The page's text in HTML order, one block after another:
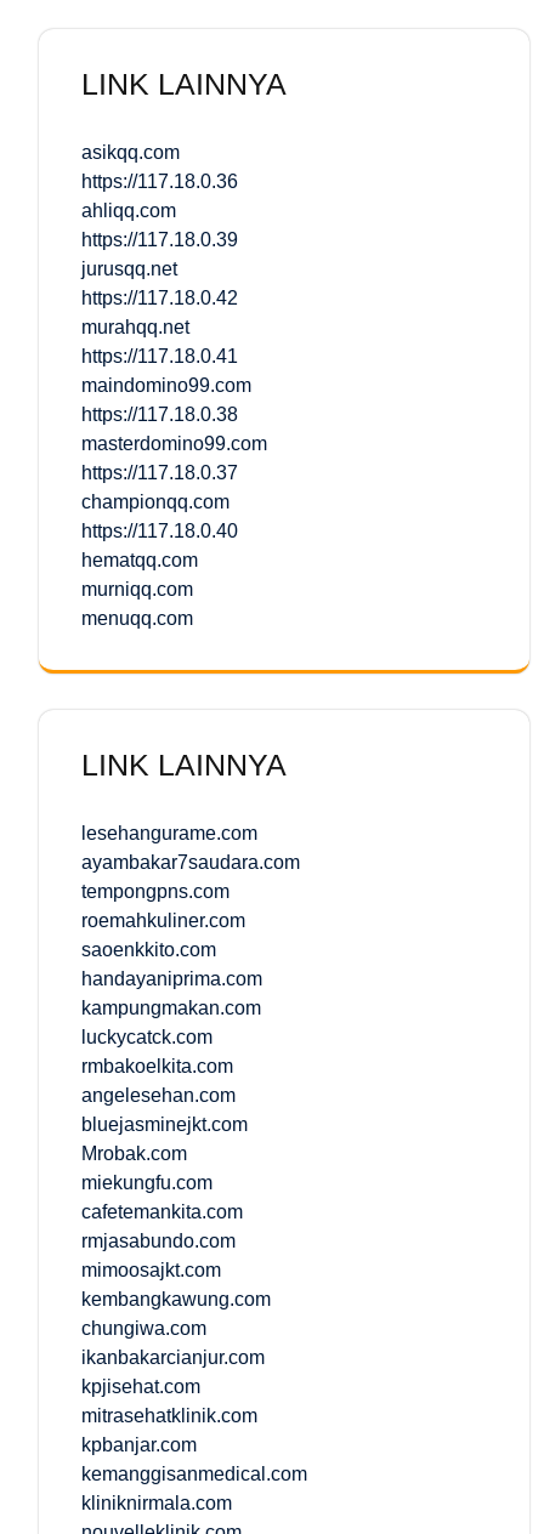
LINK LAINNYA
asikqq.com
https://117.18.0.36
ahliqq.com
https://117.18.0.39
jurusqq.net
https://117.18.0.42
murahqq.net
https://117.18.0.41
maindomino99.com
https://117.18.0.38
masterdomino99.com
https://117.18.0.37
championqq.com
https://117.18.0.40
hematqq.com
murniqq.com
menuqq.com
LINK LAINNYA
lesehangurame.com
ayambakar7saudara.com
tempongpns.com
roemahkuliner.com
saoenkkito.com
handayaniprima.com
kampungmakan.com
luckycatck.com
rmbakoelkita.com
angelesehan.com
bluejasminejkt.com
Mrobak.com
miekungfu.com
cafetemankita.com
rmjasabundo.com
mimoosajkt.com
kembangkawung.com
chungiwa.com
ikanbakarcianjur.com
kpjisehat.com
mitrasehatklinik.com
kpbanjar.com
kemanggisanmedical.com
kliniknirmala.com